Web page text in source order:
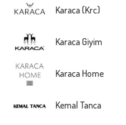
Karaca (Krc)
Karaca Giyim
Karaca Home
Kemal Tanca